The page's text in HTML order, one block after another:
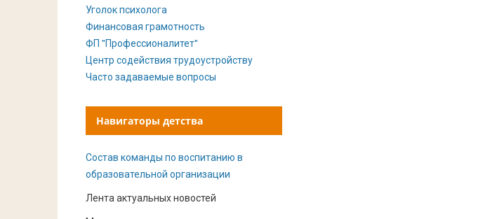
Уголок психолога
Финансовая грамотность
ФП "Профессионалитет"
Центр содействия трудоустройству
Часто задаваемые вопросы
Навигаторы детства
Состав команды по воспитанию в
образовательной организации
Лента актуальных новостей